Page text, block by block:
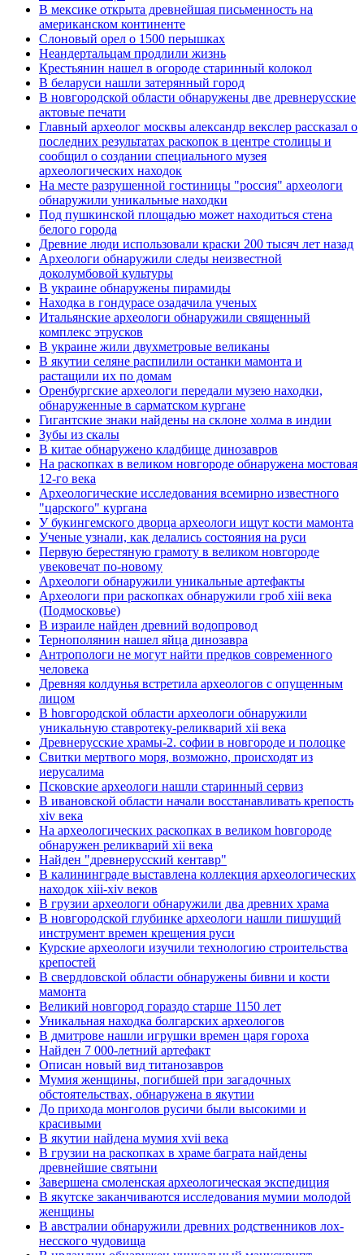
В мексике открыта древнейшая письменность на
американском континенте
Слоновый орел о 1500 перышках
Неандертальцам продлили жизнь
Крестьянин нашел в огороде старинный колокол
В беларуси нашли затерянный город
В новгородской области обнаружены две древнерусские
актовые печати
Главный археолог москвы александр векслер рассказал о
последних результатах раскопок в центре столицы и
сообщил о создании специального музея
археологических находок
На месте разрушенной гостиницы "россия" археологи
обнаружили уникальные находки
Под пушкинской площадью может находиться стена
белого города
Древние люди использовали краски 200 тысяч лет назад
Археологи обнаружили следы неизвестной
доколумбовой культуры
В украине обнаружены пирамиды
Находка в гондурасе озадачила ученых
Итальянские археологи обнаружили священный
комплекс этрусков
В украине жили двухметровые великаны
В якутии селяне распилили останки мамонта и
растащили их по домам
Оренбургские археологи передали музею находки,
обнаруженные в сарматском кургане
Гигантские знаки найдены на склоне холма в индии
Зубы из скалы
В китае обнаружено кладбище динозавров
На раскопках в великом новгороде обнаружена мостовая
12-го века
Археологические исследования всемирно известного
"царского" кургана
У букингемского дворца археологи ищут кости мамонта
Ученые узнали, как делались состояния на руси
Первую берестяную грамоту в великом новгороде
увековечат по-новому
Археологи обнаружили уникальные артефакты
Археологи при раскопках обнаружили гроб xiii века
(Подмосковье)
В израиле найден древний водопровод
Тернополянин нашел яйца динозавра
Антропологи не могут найти предков современного
человека
Древняя колдунья встретила археологов с опущенным
лицом
В hовгородской области археологи обнаружили
уникальную ставротеку-реликварий xii века
Древнерусские храмы-2. софии в новгороде и полоцке
Свитки мертвого моря, возможно, происходят из
иерусалима
Псковские археологи нашли старинный сервиз
В ивановской области начали восстанавливать крепость
xiv века
Hа археологических раскопках в великом hовгороде
обнаружен реликварий xii века
Найден "древнерусский кентавр"
В калининграде выставлена коллекция археологических
находок xiii-xiv веков
В грузии археологи обнаружили два древних храма
В новгородской глубинке археологи нашли пишущий
инструмент времен крещения руси
Курские археологи изучили технологию строительства
крепостей
В свердловской области обнаружены бивни и кости
мамонта
Великий новгород гораздо старше 1150 лет
Уникальная находка болгарских археологов
В дмитрове нашли игрушки времен царя гороха
Найден 7 000-летний артефакт
Описан новый вид титанозавров
Мумия женщины, погибшей при загадочных
обстоятельствах, обнаружена в якутии
До прихода монголов русичи были высокими и
красивыми
В якутии найдена мумия xvii века
В грузии на раскопках в храме баграта найдены
древнейшие святыни
Завершена смоленская археологическая экспедиция
В якутске заканчиваются исследования мумии молодой
женщины
В австралии обнаружили древних родственников лох-
несского чудовища